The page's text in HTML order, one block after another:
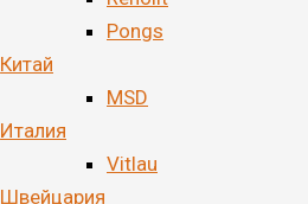
Pongs
Китай
MSD
Италия
Vitlau
Швейцария